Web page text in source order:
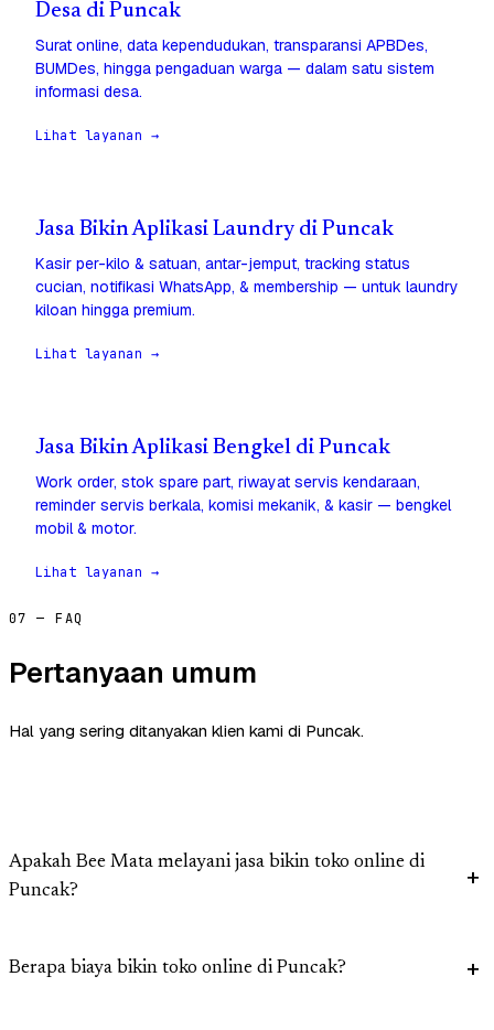
Desa di Puncak
Surat online, data kependudukan, transparansi APBDes,
BUMDes, hingga pengaduan warga — dalam satu sistem
informasi desa.
Lihat layanan →
Jasa Bikin Aplikasi Laundry di Puncak
Kasir per-kilo & satuan, antar-jemput, tracking status
cucian, notifikasi WhatsApp, & membership — untuk laundry
kiloan hingga premium.
Lihat layanan →
Jasa Bikin Aplikasi Bengkel di Puncak
Work order, stok spare part, riwayat servis kendaraan,
reminder servis berkala, komisi mekanik, & kasir — bengkel
mobil & motor.
Lihat layanan →
07 — FAQ
Pertanyaan umum
Hal yang sering ditanyakan klien kami di Puncak.
Apakah Bee Mata melayani jasa bikin toko online di
Puncak?
Berapa biaya bikin toko online di Puncak?